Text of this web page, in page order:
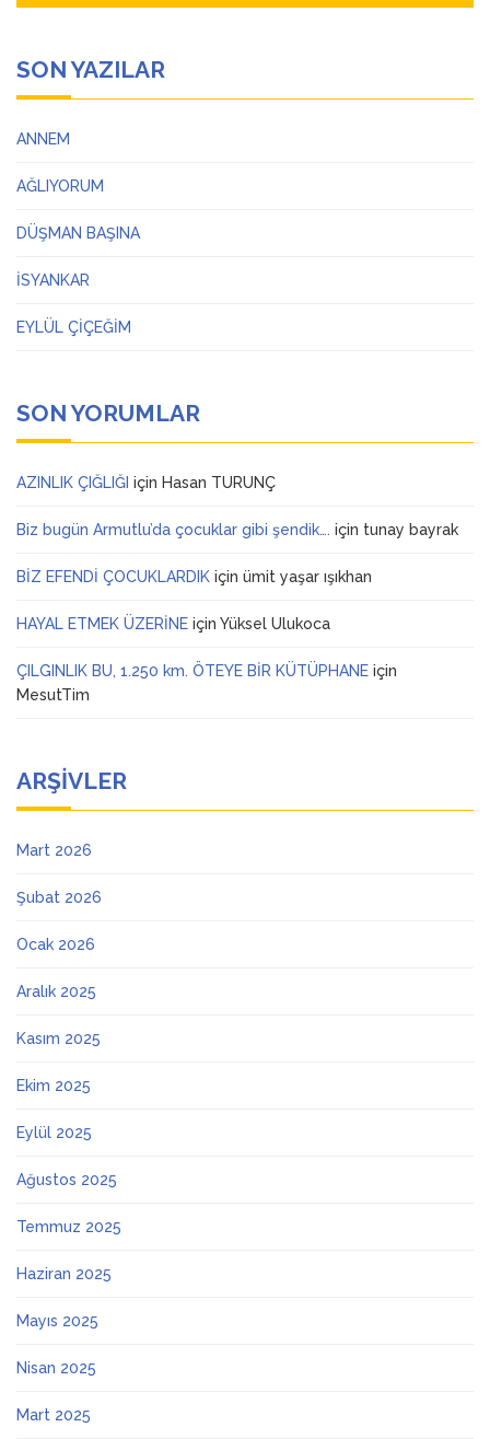
SON YAZILAR
ANNEM
AĞLIYORUM
DÜŞMAN BAŞINA
İSYANKAR
EYLÜL ÇİÇEĞİM
SON YORUMLAR
AZINLIK ÇIĞLIĞI için Hasan TURUNÇ
Biz bugün Armutlu’da çocuklar gibi şendik…. için tunay bayrak
BİZ EFENDİ ÇOCUKLARDIK için ümit yaşar ışıkhan
HAYAL ETMEK ÜZERİNE için Yüksel Ulukoca
ÇILGINLIK BU, 1.250 km. ÖTEYE BİR KÜTÜPHANE için
MesutTim
ARŞIVLER
Mart 2026
Şubat 2026
Ocak 2026
Aralık 2025
Kasım 2025
Ekim 2025
Eylül 2025
Ağustos 2025
Temmuz 2025
Haziran 2025
Mayıs 2025
Nisan 2025
Mart 2025